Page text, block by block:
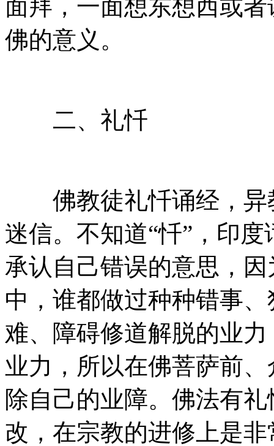
面拜，一面想东想西或
佛的意义。
二、礼忏
佛教徒礼忏诵经，异
迷信。不知道“忏”，印
承认自己错误的意思，
中，谁都做过种种错事
难、障碍修道解脱的业
业力，所以在佛菩萨前
除自己的业障。佛法有
改，在宗教的进修上是